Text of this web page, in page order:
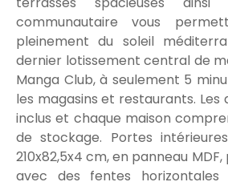
communautaire vous
pleinement du soleil
dernier lotissement central de
Manga Club, à seulement 5
les magasins et restaurants.
inclus et chaque maison
de stockage. Portes
210x82,5x4 cm, en panneau
avec des fentes